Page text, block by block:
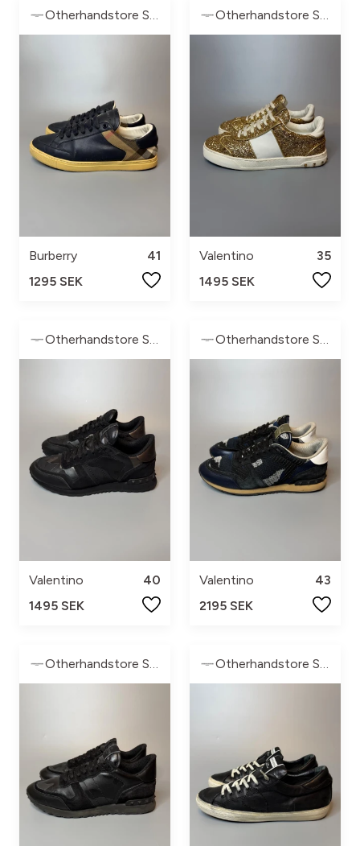
Otherhandstore Sweden
Burberry
41
1295 SEK
Otherhandstore Sweden
Valentino
35
1495 SEK
Otherhandstore Sweden
Valentino
40
1495 SEK
Otherhandstore Sweden
Valentino
43
2195 SEK